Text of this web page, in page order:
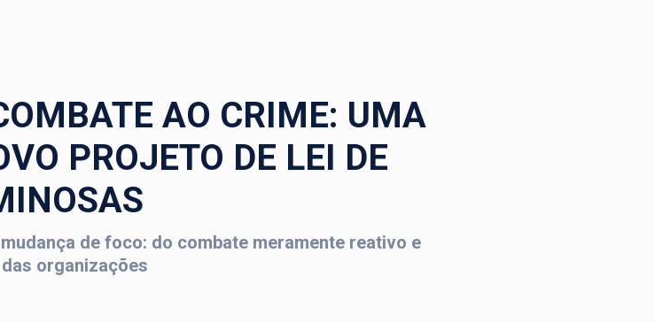
AO CRIME: UMA
PROJETO DE LEI DE
de foco: do combate meramente reativo e
organizações